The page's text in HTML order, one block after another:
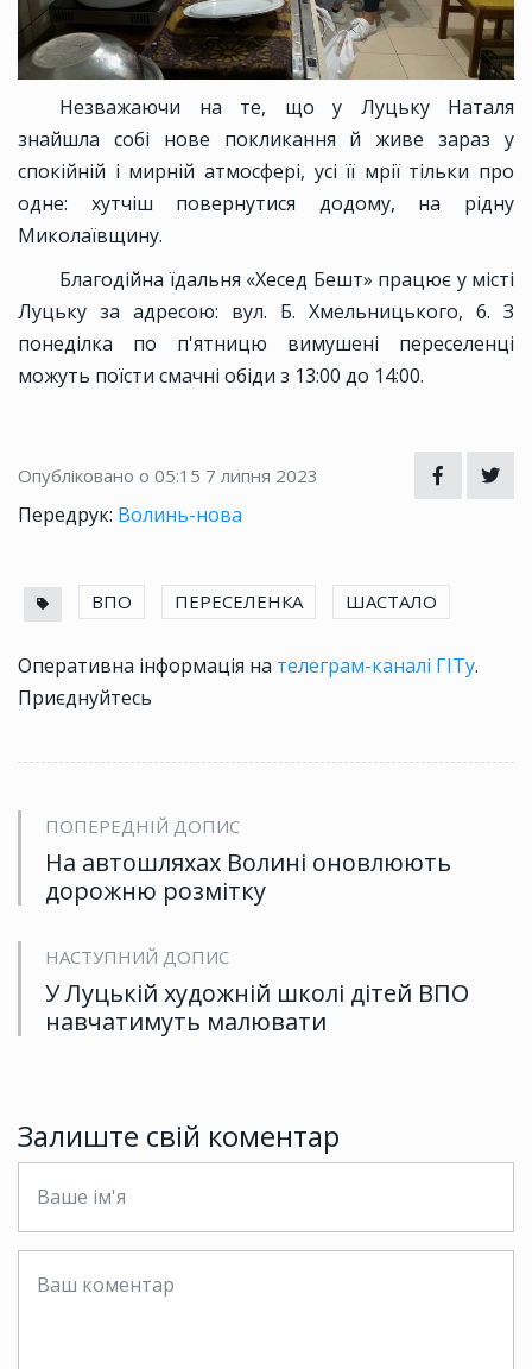
Незважаючи на те, що у Луцьку Наталя
знайшла собі нове покликання й живе зараз у
спокійній і мирній атмосфері, усі її мрії тільки про
одне: хутчіш повернутися додому, на рідну
Миколаївщину.
Благодійна їдальня «Хесед Бешт» працює у місті
Луцьку за адресою: вул. Б. Хмельницького, 6. З
понеділка по п'ятницю вимушені переселенці
можуть поїсти смачні обіди з 13:00 до 14:00.
Опубліковано о 05:15 7 липня 2023
Передрук: Волинь-нова
ВПО ПЕРЕСЕЛЕНКА ШАСТАЛО
Оперативна інформація на телеграм-каналі ГІТу.
Приєднуйтесь
ПОПЕРЕДНІЙ ДОПИС
На автошляхах Волині оновлюють
дорожню розмітку
НАСТУПНИЙ ДОПИС
У Луцькій художній школі дітей ВПО
навчатимуть малювати
Залиште свій коментар